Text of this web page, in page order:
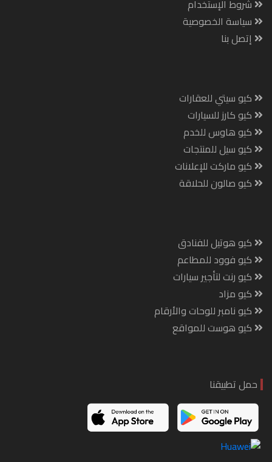
شروط الإستخدام
سياسة الخصوصية
إتصل بنا
كيو سيتي للعقارات
كيو كارز للسيارات
كيو هاوس للخدم
كيو سيل للمنتجات
كيو ماركت للإعلانات
كيو صالون للحلاقة
كيو هوتيل للفنادق
كيو فوود للمطاعم
كيو رنت لتأجير سيارات
كيو مزاد
كيو نامبر للوحات والأرقام
كيو هوست للمواقع
حمل تطبيقنا